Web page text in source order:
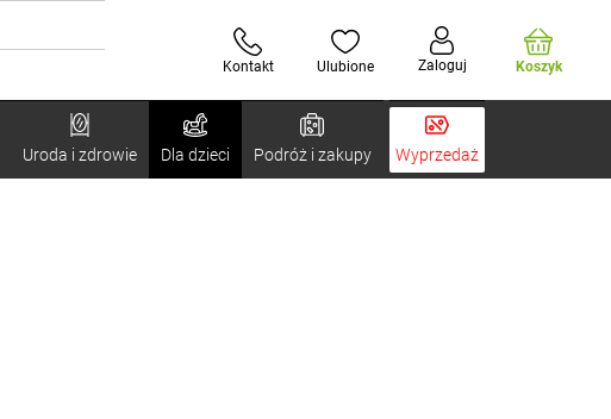
Kontakt Ulubione Zaloguj Koszyk
Uroda i zdrowie Dla dzieci Podróż i zakupy Wyprzedaż